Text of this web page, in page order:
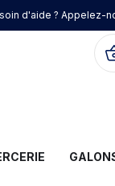
d'aide ? Appelez-